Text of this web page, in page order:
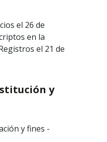
el 26 de
en la
el 21 de
y
y fines -